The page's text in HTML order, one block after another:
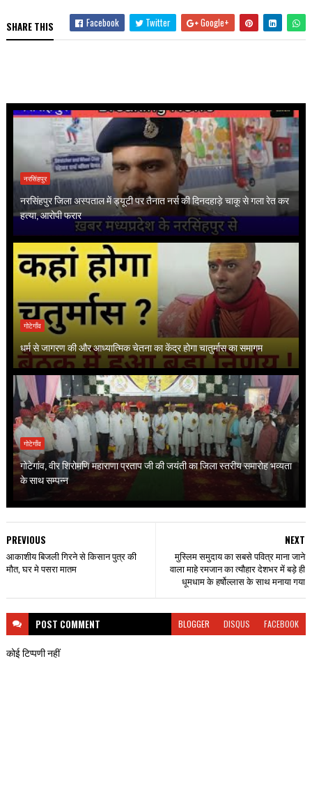
SHARE THIS Facebook Twitter Google+
नरसिंहपुर
नरसिंहपुर जिला अस्पताल में ड्यूटी पर तैनात नर्स की दिनदहाड़े चाकू से गला रेत कर
हत्या, आरोपी फरार
गोटेगाँव
धर्म से जागरण की और आध्यात्मिक चेतना का केंद्र होगा चातुर्मास का समागम
गोटेगाँव
गोटेगांव, वीर शिरोमणि महाराणा प्रताप जी की जयंती का जिला स्तरीय समारोह भव्यता
के साथ सम्पन्न
NEXT
मुस्लिम समुदाय का सबसे पवित्र माना जाने
वाला माहे रमजान का त्यौहार देशभर में बड़े ही
धूमधाम के हर्षोल्लास के साथ मनाया गया
PREVIOUS
आकाशीय बिजली गिरने से किसान पुत्र की
मौत, घर मे पसरा मातम
POST COMMENT BLOGGER DISQUS FACEBOOK
कोई टिप्पणी नहीं